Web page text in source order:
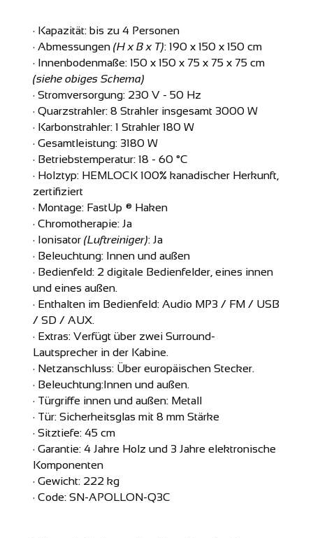
· Kapazität:bis zu 4 Personen
· Abmessungen(H x B x T):190 x 150 x 150 cm
· Innenbodenmaße:150 x 150 x 75 x 75 x 75 cm
(siehe obiges Schema)
· Stromversorgung: 230 V - 50 Hz
· Quarzstrahler:8 Strahler insgesamt 3000 W
· Karbonstrahler:1 Strahler 180 W
· Gesamtleistung: 3180 W
· Betriebstemperatur:18 - 60 °C
· Holztyp: HEMLOCK 100% kanadischer Herkunft,
zertifiziert
· Montage: FastUp ® Haken
· Chromotherapie:Ja
· Ionisator(Luftreiniger):Ja
· Beleuchtung: Innen und außen
· Bedienfeld: 2 digitale Bedienfelder, eines innen
und eines außen.
· Enthalten im Bedienfeld: Audio MP3 / FM / USB
/ SD / AUX.
· Extras: Verfügt über zwei Surround-
Lautsprecher in der Kabine.
· Netzanschluss: Über europäischen Stecker.
· Beleuchtung:Innen und außen.
· Türgriffe innen und außen: Metall
· Tür: Sicherheitsglas mit 8 mm Stärke
· Sitztiefe: 45 cm
· Garantie: 4 Jahre Holz und 3 Jahre elektronische
Komponenten
· Gewicht: 222 kg
· Code: SN-APOLLON-Q3C